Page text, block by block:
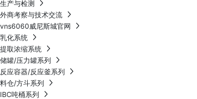
生产与检测
外商考察与技术交流
vns6060威尼斯城官网
乳化系统
提取浓缩系统
储罐/压力罐系列
反应容器/反应釜系列
料仓/方斗系列
IBC吨桶系列